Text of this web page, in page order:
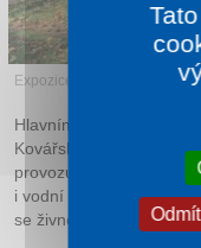
Expozice lidové architektury
Hlavním stavebním
Kovářská dílna z
provozu. Jednotlivé
i vodní mlýn z Vyšné
se živností.